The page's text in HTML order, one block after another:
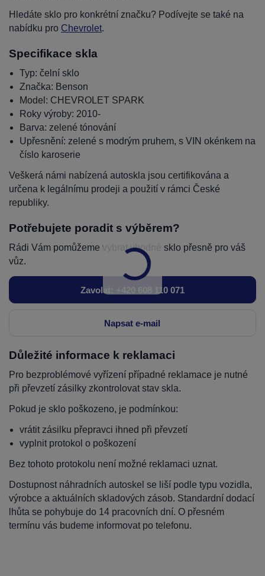
Hledáte sklo pro konkrétní značku? Podívejte se také na
nabídku pro Chevrolet.
Specifikace skla
Typ: čelní sklo
Značka: Benson
Model: CHEVROLET SPARK
Roky výroby: 2010-
Barva: zelené tónování
Upřesnění: zelené s modrým pruhem, s VIN okénkem na
číslo karoserie
Veškerá námi nabízená autoskla jsou certifikována a
určena k legálnímu prodeji a použití v rámci České
republiky.
Potřebujete poradit s výběrem?
Rádi Vám pomůžeme vybrat vhodné sklo přesně pro váš
vůz.
Zavolat: +420 608 110 071
Napsat e-mail
Důležité informace k reklamaci
Pro bezproblémové vyřízení případné reklamace je nutné
při převzetí zásilky zkontrolovat stav skla.
Pokud je sklo poškozeno, je podmínkou:
vrátit zásilku přepravci ihned při převzetí
vyplnit protokol o poškození
Bez tohoto protokolu není možné reklamaci uznat.
Dostupnost náhradních autoskel se liší podle typu vozidla,
výrobce a aktuálních skladových zásob. Standardní dodací
lhůta se pohybuje do 14 pracovních dní. O přesném
termínu vás budeme informovat po telefonu.